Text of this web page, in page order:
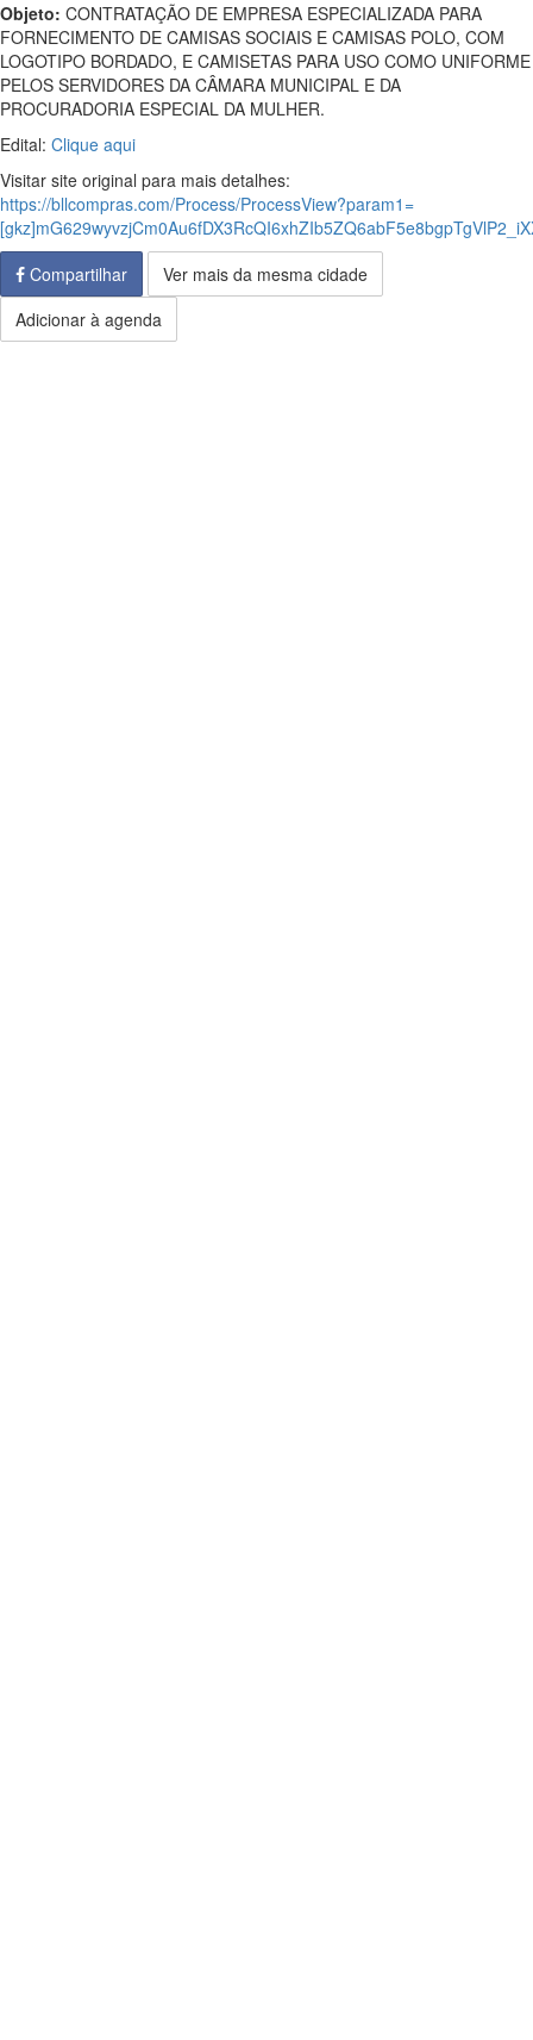
Objeto: CONTRATAÇÃO DE EMPRESA ESPECIALIZADA PARA
FORNECIMENTO DE CAMISAS SOCIAIS E CAMISAS POLO, COM
LOGOTIPO BORDADO, E CAMISETAS PARA USO COMO UNIFORME
PELOS SERVIDORES DA CÂMARA MUNICIPAL E DA
PROCURADORIA ESPECIAL DA MULHER.
Edital: Clique aqui
Visitar site original para mais detalhes:
https://bllcompras.com/Process/ProcessView?param1=
Compartilhar
Ver mais da mesma cidade
Adicionar à agenda